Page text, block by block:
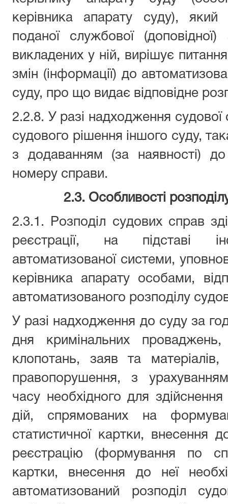
керівника апарату суду), який
поданої службової
викладених у ній, вирішує
змін (інформації) до
суду, про що видає відповідне
2.2.8. У разі надходження
судового рішення іншого суду,
з додаванням (за наявності)
номеру справи.
2.3. Особливості
2.3.1. Розподіл судових справ
реєстрації, на підставі
автоматизованої системи,
керівника апарату особами,
автоматизованого розподілу
У разі надходження до суду за
дня кримінальних
клопотань, заяв та матеріалів,
правопорушення, з
часу необхідного для
дій, спрямованих на
статистичної картки, внесення
реєстрацію (формування по
картки, внесення до неї
автоматизований розподіл